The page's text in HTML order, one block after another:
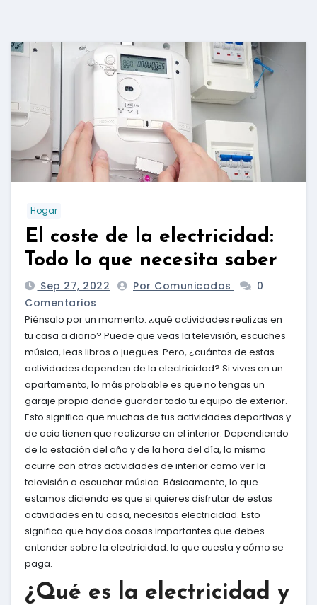
Hogar
El coste de la electricidad:
Todo lo que necesita saber
Sep 27, 2022 Por Comunicados
0
Comentarios
Piénsalo por un momento: ¿qué actividades realizas en
tu casa a diario? Puede que veas la televisión, escuches
música, leas libros o juegues. Pero, ¿cuántas de estas
actividades dependen de la electricidad? Si vives en un
apartamento, lo más probable es que no tengas un
garaje propio donde guardar todo tu equipo de exterior.
Esto significa que muchas de tus actividades deportivas y
de ocio tienen que realizarse en el interior. Dependiendo
de la estación del año y de la hora del día, lo mismo
ocurre con otras actividades de interior como ver la
televisión o escuchar música. Básicamente, lo que
estamos diciendo es que si quieres disfrutar de estas
actividades en tu casa, necesitas electricidad. Esto
significa que hay dos cosas importantes que debes
entender sobre la electricidad: lo que cuesta y cómo se
paga.
¿Qué es la electricidad y